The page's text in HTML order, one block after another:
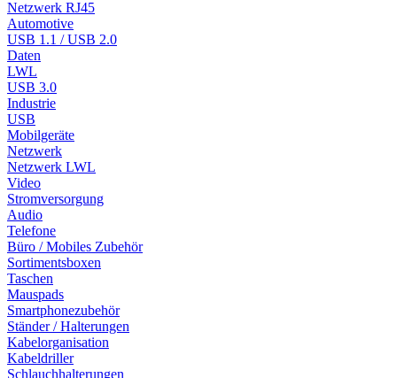
Netzwerk RJ45
Automotive
USB 1.1 / USB 2.0
Daten
LWL
USB 3.0
Industrie
USB
Mobilgeräte
Netzwerk
Netzwerk LWL
Video
Stromversorgung
Audio
Telefone
Büro / Mobiles Zubehör
Sortimentsboxen
Taschen
Mauspads
Smartphonezubehör
Ständer / Halterungen
Kabelorganisation
Kabeldriller
Schlauchhalterungen